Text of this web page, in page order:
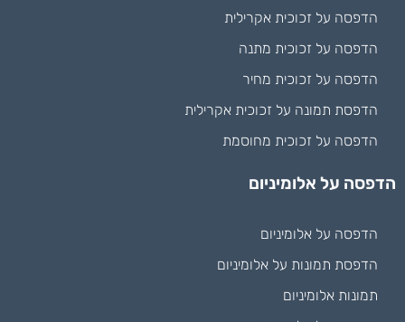
הדפסה על זכוכית אקרילית
הדפסה על זכוכית מתנה
הדפסה על זכוכית מחיר
הדפסת תמונה על זכוכית אקרילית
הדפסה על זכוכית מחוסמת
הדפסה על אלומיניום
הדפסה על אלומיניום
הדפסת תמונות על אלומיניום
תמונות אלומיניום